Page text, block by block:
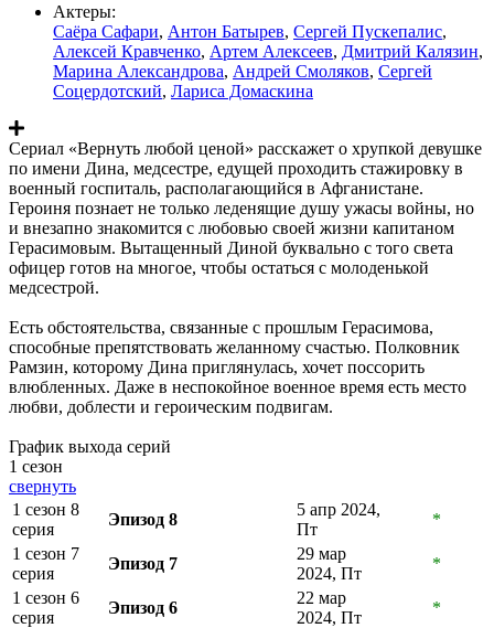
Актеры:
Саёра Сафари, Антон Батырев, Сергей Пускепалис,
Алексей Кравченко, Артем Алексеев, Дмитрий Калязин,
Марина Александрова, Андрей Смоляков, Сергей
Соцердотский, Лариса Домаскина
Сериал «Вернуть любой ценой» расскажет о хрупкой девушке
по имени Дина, медсестре, едущей проходить стажировку в
военный госпиталь, располагающийся в Афганистане.
Героиня познает не только леденящие душу ужасы войны, но
и внезапно знакомится с любовью своей жизни капитаном
Герасимовым. Вытащенный Диной буквально с того света
офицер готов на многое, чтобы остаться с молоденькой
медсестрой.
Есть обстоятельства, связанные с прошлым Герасимова,
способные препятствовать желанному счастью. Полковник
Рамзин, которому Дина приглянулась, хочет поссорить
влюбленных. Даже в неспокойное военное время есть место
любви, доблести и героическим подвигам.
График выхода серий
1 сезон
свернуть
1 сезон 8
серия
Эпизод 8
5 апр 2024,
Пт
*
1 сезон 7
серия
Эпизод 7
29 мар
2024, Пт
*
1 сезон 6
серия
Эпизод 6
22 мар
2024, Пт
*